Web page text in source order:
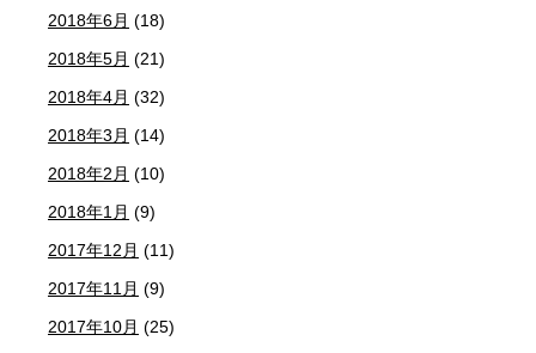
2018年6月 (18)
2018年5月 (21)
2018年4月 (32)
2018年3月 (14)
2018年2月 (10)
2018年1月 (9)
2017年12月 (11)
2017年11月 (9)
2017年10月 (25)